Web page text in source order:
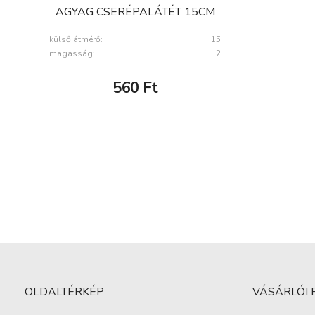
AGYAG CSERÉPALÁTÉT 15CM
külső átmérő:
15
magasság:
2
560 Ft
OLDALTÉRKÉP VÁSÁRLÓI